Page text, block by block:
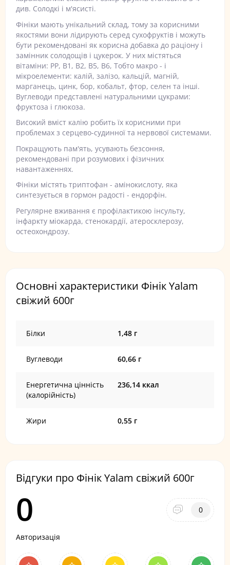
див. Солодкі і м'ясисті.
Фініки мають унікальний склад, тому за корисними
якостями вони лідирують серед сухофруктів і можуть
бути рекомендовані як корисна добавка до раціону і
замінник солодощів і цукерок. У них містяться
вітаміни: РР, В1, В2, В5, В6, Тобто макро - і
мікроелементи: калій, залізо, кальцій, магній,
марганець, цинк, бор, кобальт, фтор, селен та інші.
Вуглеводи представлені натуральними цукрами:
фруктоза і глюкоза.
Високий вміст калію робить їх корисними при
проблемах з серцево-судинної та нервової системами.
Покращують пам'ять, усувають безсоння,
рекомендовані при розумових і фізичних
навантаженнях.
Фініки містять триптофан - амінокислоту, яка
синтезується в гормон радості - ендорфін.
Регулярне вживання є профілактикою інсульту,
інфаркту міокарда, стенокардії, атеросклерозу,
остеохондрозу.
Основні характеристики Фінік Yalam
свіжий 600г
Білки 1,48 г
Вуглеводи 60,66 г
Енергетична цінність
(калорійність)
236,14 ккал
Жири 0,55 г
Відгуки про Фінік Yalam свіжий 600г
0 0
Авторизація